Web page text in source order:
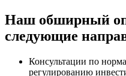
Наш обширный
следующие
Консультации по
регулированию